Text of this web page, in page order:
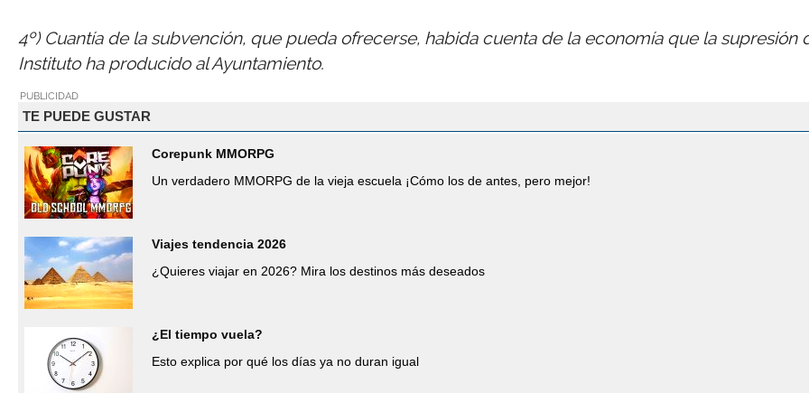
4º) Cuantía de la subvención, que pueda ofrecerse, habida cuenta de la economía que la supresión
Instituto ha producido al Ayuntamiento.
PUBLICIDAD
TE PUEDE GUSTAR
Corepunk MMORPG
Un verdadero MMORPG de la vieja escuela ¡Cómo los de antes, pero mejor!
Viajes tendencia 2026
¿Quieres viajar en 2026? Mira los destinos más deseados
¿El tiempo vuela?
Esto explica por qué los días ya no duran igual